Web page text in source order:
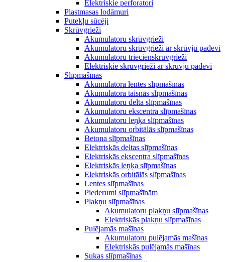
Elektriskie perforatori
Plastmasas lodāmuri
Putekļu sūcēji
Skrūvgrieži
Akumulatoru skrūvgrieži
Akumulatoru skrūvgrieži ar skrūvju padevi
Akumulatoru triecienskrūvgrieži
Elektriskie skrūvgrieži ar skrūvju padevi
Slīpmašīnas
Akumulatora lentes slīpmašīnas
Akumulatora taisnās slīpmašīnas
Akumulatoru delta slīpmašīnas
Akumulatoru ekscentra slīpmašīnas
Akumulatoru leņķa slīpmašīnas
Akumulatoru orbitālās slīpmašīnas
Betona slīpmašīnas
Elektriskās deltas slīpmašīnas
Elektriskās ekscentra slīpmašīnas
Elektriskās leņķa slīpmašīnas
Elektriskās orbitālās slīpmašīnas
Lentes slīpmašīnas
Piederumi slīpmašīnām
Plakņu slīpmašīnas
Akumulatoru plakņu slīpmašīnas
Elektriskās plakņu slīpmašīnas
Pulējamās mašīnas
Akumulatoru pulējamās mašīnas
Elektriskās pulējamās mašīnas
Sukas slīpmašīnas